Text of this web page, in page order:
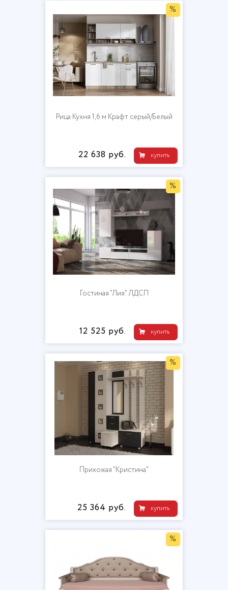
%
Рица Кухня 1,6 м Крафт серый/Белый
купить
22 638 руб.
%
Гостиная "Лия" ЛДСП
купить
12 525 руб.
%
Прихожая "Кристина"
купить
25 364 руб.
%